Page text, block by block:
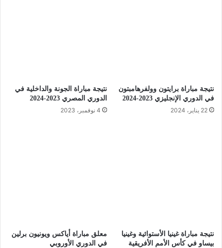
نتيجة مباراة برايتون وولفرهامبتون
في الدوري الإنجليزي 2023-2024
22 يناير، 2024
نتيجة مباراة الجونة والداخلية في
الدوري المصري 2023-2024
4 نوفمبر، 2023
نتيجة مباراة غينيا الأستوائية وغينيا
بيساو في كأس الأمم الأفريقية
معلق مباراة أياكس ويونيون برلين
في الدوري الأوروبي